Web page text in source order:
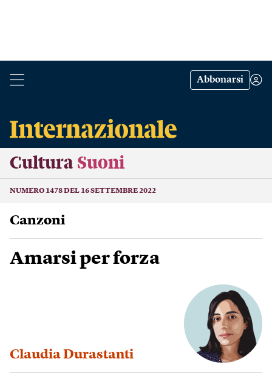
Abbonarsi
Cultura Suoni
NUMERO 1478 DEL 16 SETTEMBRE 2022
Canzoni
Amarsi per forza
Claudia Durastanti